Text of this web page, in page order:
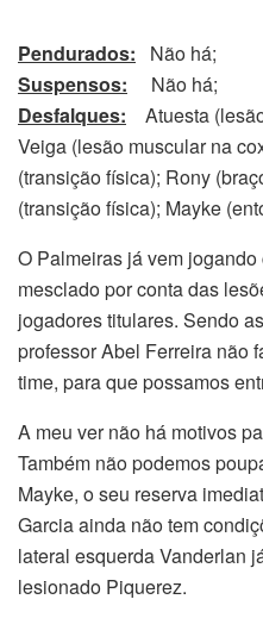
Pendurados:
Não há;
Suspensos:
Não há;
Desfalques: Atuesta
Veiga (lesão muscular na
(transição física); Rony
(transição física); Mayke
O Palmeiras já vem
mesclado por conta das
jogadores titulares. Sendo
professor Abel Ferreira não
time, para que possamos
A meu ver não há motivos
Também não podemos
Mayke, o seu reserva
Garcia ainda não tem
lateral esquerda Vanderlan
lesionado Piquerez.